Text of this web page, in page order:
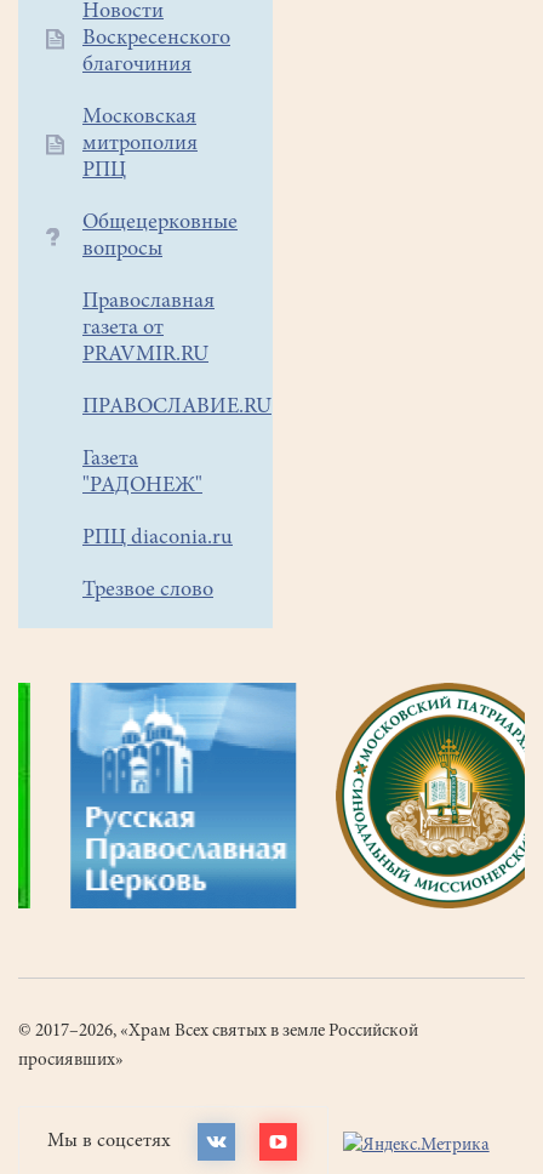
Дополнительное
меню
Новости
Воскресенского
благочиния
Московская
митрополия
РПЦ
Общецерковные
вопросы
Православная
газета от
PRAVMIR.RU
ПРАВОСЛАВИЕ.RU
Газета
"РАДОНЕЖ"
РПЦ diaconia.ru
Трезвое слово
© 2017–2026, «Храм Всех святых в земле Российской
просиявших»
Мы в соцсетях